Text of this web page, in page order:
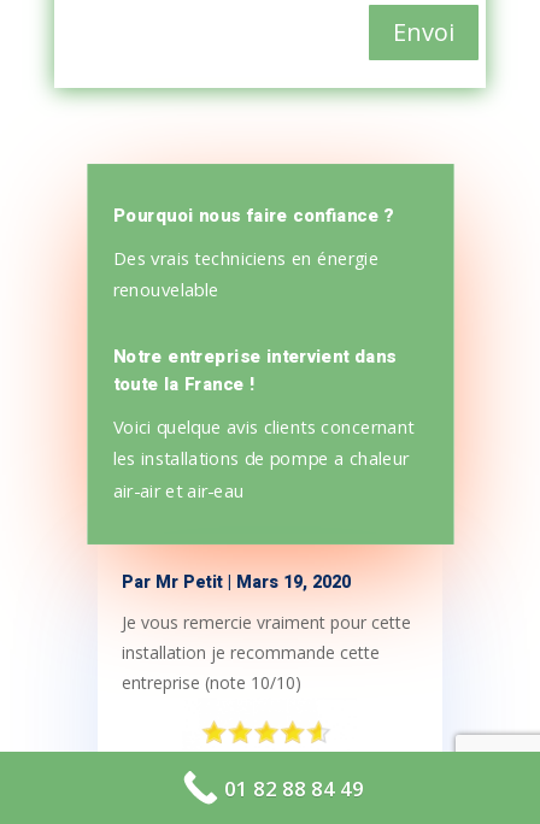
Envoi
Pourquoi nous faire confiance ?
Des vrais techniciens en énergie
renouvelable
Notre entreprise intervient dans
toute la France !
Voici quelque avis clients concernant
les installations de pompe a chaleur
air-air et air-eau
Par Mr Petit| Mars 19, 2020
Je vous remercie vraiment pour cette
installation je recommande cette
entreprise (note 10/10)
01 82 88 84 49